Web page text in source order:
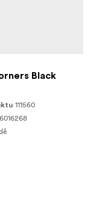
Black
111560